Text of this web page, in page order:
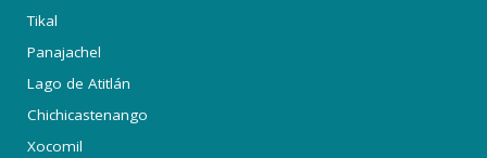
Tikal
Panajachel
Lago de Atitlán
Chichicastenango
Xocomil